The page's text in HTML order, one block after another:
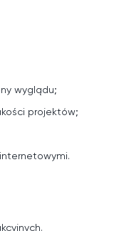
wyglądu;
projektów;